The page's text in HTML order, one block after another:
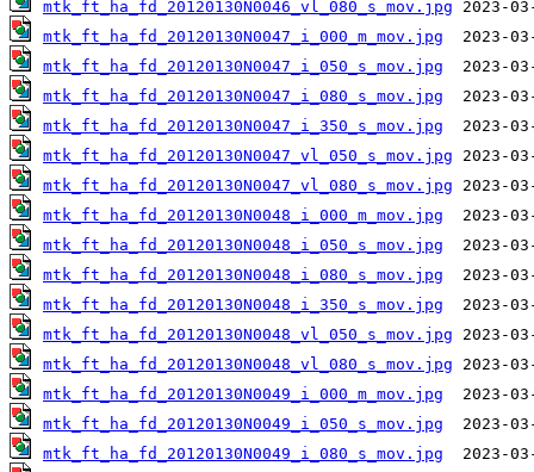
mtk_ft_ha_fd_20120130N0046_vl_080_s_mov.jpg
mtk_ft_ha_fd_20120130N0047_i_000_m_mov.jpg
mtk_ft_ha_fd_20120130N0047_i_050_s_mov.jpg
mtk_ft_ha_fd_20120130N0047_i_080_s_mov.jpg
mtk_ft_ha_fd_20120130N0047_i_350_s_mov.jpg
mtk_ft_ha_fd_20120130N0047_vl_050_s_mov.jpg
mtk_ft_ha_fd_20120130N0047_vl_080_s_mov.jpg
mtk_ft_ha_fd_20120130N0048_i_000_m_mov.jpg
mtk_ft_ha_fd_20120130N0048_i_050_s_mov.jpg
mtk_ft_ha_fd_20120130N0048_i_080_s_mov.jpg
mtk_ft_ha_fd_20120130N0048_i_350_s_mov.jpg
mtk_ft_ha_fd_20120130N0048_vl_050_s_mov.jpg
mtk_ft_ha_fd_20120130N0048_vl_080_s_mov.jpg
mtk_ft_ha_fd_20120130N0049_i_000_m_mov.jpg
mtk_ft_ha_fd_20120130N0049_i_050_s_mov.jpg
mtk_ft_ha_fd_20120130N0049_i_080_s_mov.jpg